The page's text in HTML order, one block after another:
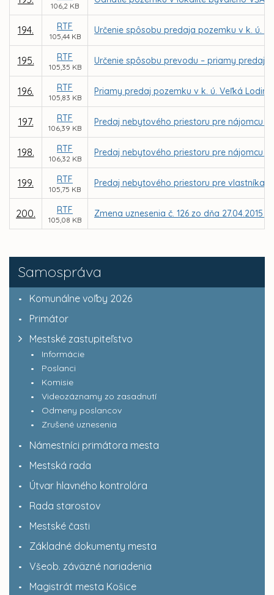
Samospráva
Komunálne voľby 2026
Primátor
Mestské zastupiteľstvo
Informácie
Poslanci
Komisie
Videozáznamy zo zasadnutí
Odmeny poslancov
Zrušené uznesenia
Námestníci primátora mesta
Mestská rada
Útvar hlavného kontrolóra
Rada starostov
Mestské časti
Základné dokumenty mesta
Všeob. záväzné nariadenia
Magistrát mesta Košice
106,2 KB
194. RTF
105,44 KB
Určenie spôsobu predaja pozemku v k. ú.
195. RTF
105,35 KB
Určenie spôsobu prevodu – priamy predaj
196. RTF
105,83 KB
Priamy predaj pozemku v k. ú. Veľká
197. RTF
106,39 KB
Predaj nebytového priestoru pre nájomcu
198. RTF
106,32 KB
Predaj nebytového priestoru pre nájomcu
199. RTF
105,75 KB
Predaj nebytového priestoru pre vlastníka
200. RTF
105,08 KB
Zmena uznesenia č. 126 zo dňa 27.04.2015